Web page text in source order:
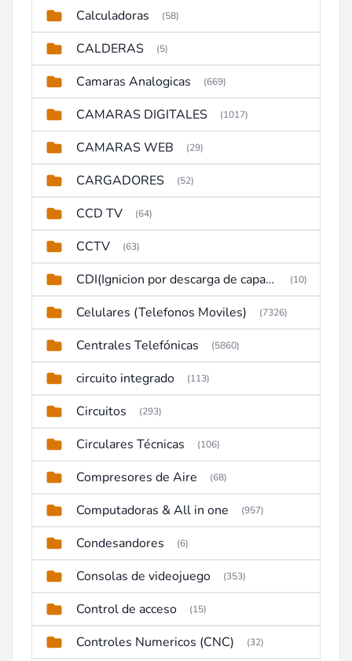
Calculadoras (58)
CALDERAS (5)
Camaras Analogicas (669)
CAMARAS DIGITALES (1017)
CAMARAS WEB (29)
CARGADORES (52)
CCD TV (64)
CCTV (63)
CDI(Ignicion por descarga de capacitor) (10)
Celulares (Telefonos Moviles) (7326)
Centrales Telefónicas (5860)
circuito integrado (113)
Circuitos (293)
Circulares Técnicas (106)
Compresores de Aire (68)
Computadoras & All in one (957)
Condesandores (6)
Consolas de videojuego (353)
Control de acceso (15)
Controles Numericos (CNC) (32)